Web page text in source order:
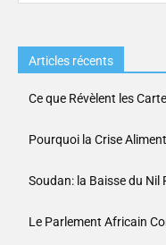
Articles récents
Ce que Révèlent les
Pourquoi la Crise
Soudan: la Baisse du Nil
Le Parlement Africain